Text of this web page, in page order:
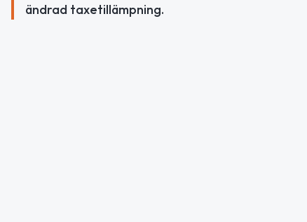
ändrad taxetillämpning.